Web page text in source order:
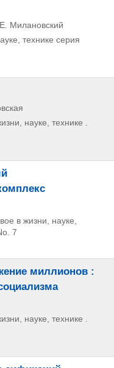
Милановский
технике серия
науке, технике .
в жизни,
науке,
7
миллионов :
науке, технике .